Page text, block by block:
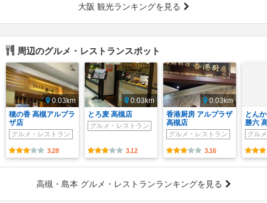
大阪 観光ランキングを見る
周辺のグルメ・レストランスポット
0.03km
穂の香 高槻アルプラ
ザ店
グルメ・レストラン
3.28
0.03km
とろ麦 高槻店
グルメ・レストラン
3.12
0.03km
香港厨房 アルプラザ
高槻店
グルメ・レストラン
3.16
とん
勝六
グル
高槻・島本 グルメ・レストランランキングを見る